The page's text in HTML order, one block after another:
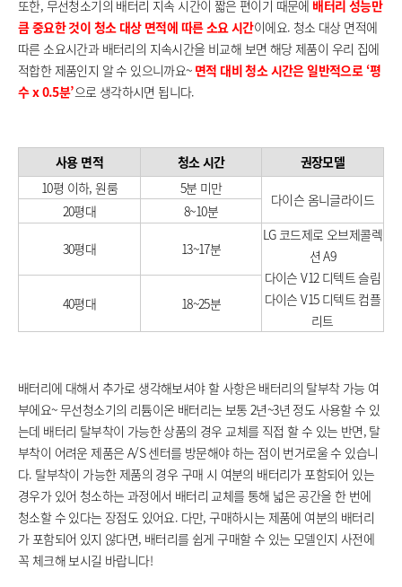
또한, 무선청소기의 배터리 지속 시간이 짧은 편이기 때문에 배터리 성능만
큼 중요한 것이 청소 대상 면적에 따른 소요 시간이에요. 청소 대상 면적에
따른 소요시간과 배터리의 지속시간을 비교해 보면 해당 제품이 우리 집에
적합한 제품인지 알 수 있으니까요~ 면적 대비 청소 시간은 일반적으로 ‘평
수 x 0.5분’으로 생각하시면 됩니다.
사용 면적 청소 시간
권장모델
10평 이하, 원룸
5분 미만
다이슨 옴니글라이드
20평대 8~10분
30평대 13~17분
LG 코드제로 오브제콜렉
션 A9
다이슨 V12 디텍트 슬림
다이슨 V15 디텍트 컴플
리트
40평대 18~25분
배터리에 대해서 추가로 생각해보셔야 할 사항은 배터리의 탈부착 가능 여
부에요~ 무선청소기의 리튬이온 배터리는 보통 2년~3년 정도 사용할 수 있
는데 배터리 탈부착이 가능한 상품의 경우 교체를 직접 할 수 있는 반면, 탈
부착이 어려운 제품은 A/S 센터를 방문해야 하는 점이 번거로울 수 있습니
다. 탈부착이 가능한 제품의 경우 구매 시 여분의 배터리가 포함되어 있는
경우가 있어 청소하는 과정에서 배터리 교체를 통해 넓은 공간을 한 번에
청소할 수 있다는 장점도 있어요. 다만, 구매하시는 제품에 여분의 배터리
가 포함되어 있지 않다면, 배터리를 쉽게 구매할 수 있는 모델인지 사전에
꼭 체크해 보시길 바랍니다!